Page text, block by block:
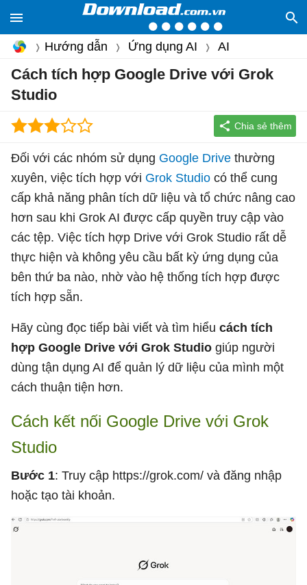
Hướng dẫn Ứng dụng AI AI
Cách tích hợp Google Drive với Grok
Studio
Đối với các nhóm sử dụng Google Drive thường
xuyên, việc tích hợp với Grok Studio có thể cung
cấp khả năng phân tích dữ liệu và tổ chức nâng cao
hơn sau khi Grok AI được cấp quyền truy cập vào
các tệp. Việc tích hợp Drive với Grok Studio rất dễ
thực hiện và không yêu cầu bất kỳ ứng dụng của
bên thứ ba nào, nhờ vào hệ thống tích hợp được
tích hợp sẵn.
Hãy cùng đọc tiếp bài viết và tìm hiểu cách tích
hợp Google Drive với Grok Studio giúp người
dùng tận dụng AI để quản lý dữ liệu của mình một
cách thuận tiện hơn.
Cách kết nối Google Drive với Grok
Studio
Bước 1: Truy cập https://grok.com/ và đăng nhập
hoặc tạo tài khoản.